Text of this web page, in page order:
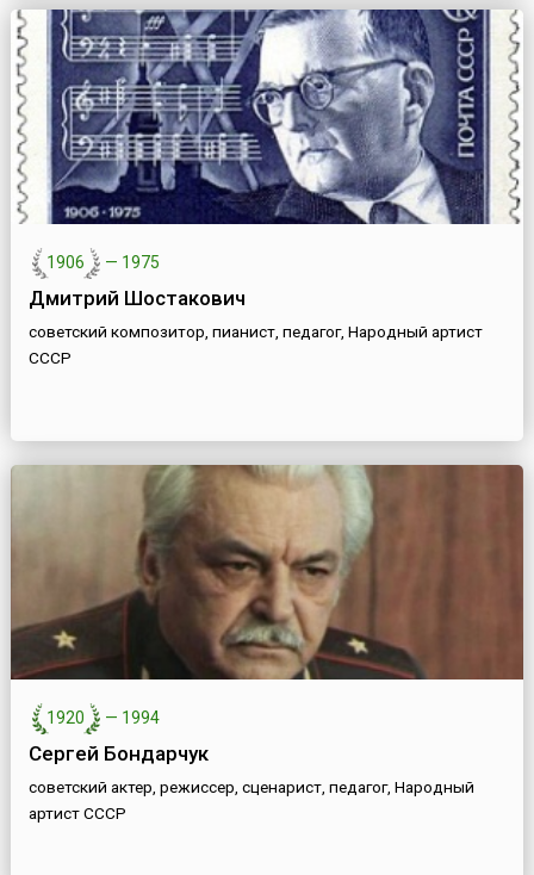
1906 — 1975
Дмитрий Шостакович
советский композитор, пианист, педагог, Народный артист
СССР
1920 — 1994
Сергей Бондарчук
советский актер, режиссер, сценарист, педагог, Народный
артист СССР